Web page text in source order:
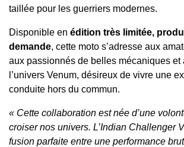
taillée pour les guerriers modernes.
Disponible en édition très limitée,
demande, cette moto s’adresse aux
aux passionnés de belles mécaniques et
l’univers Venum, désireux de vivre une
conduite hors du commun.
« Cette collaboration est née d’une
croiser nos univers. L’Indian Challenger
fusion parfaite entre une performance